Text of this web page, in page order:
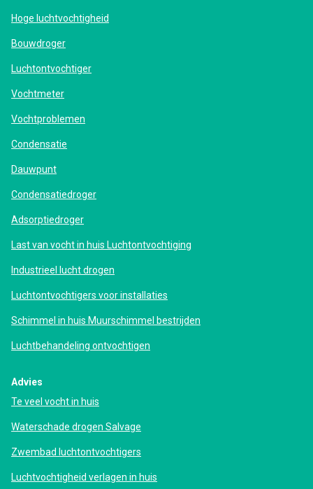
Hoge luchtvochtigheid
Bouwdroger
Luchtontvochtiger
Vochtmeter
Vochtproblemen
Condensatie
Dauwpunt
Condensatiedroger
Adsorptiedroger
Last van vocht in huis Luchtontvochtiging
Industrieel lucht drogen
Luchtontvochtigers voor installaties
Schimmel in huis Muurschimmel bestrijden
Luchtbehandeling ontvochtigen
Advies
Te veel vocht in huis
Waterschade drogen Salvage
Zwembad luchtontvochtigers
Luchtvochtigheid verlagen in huis